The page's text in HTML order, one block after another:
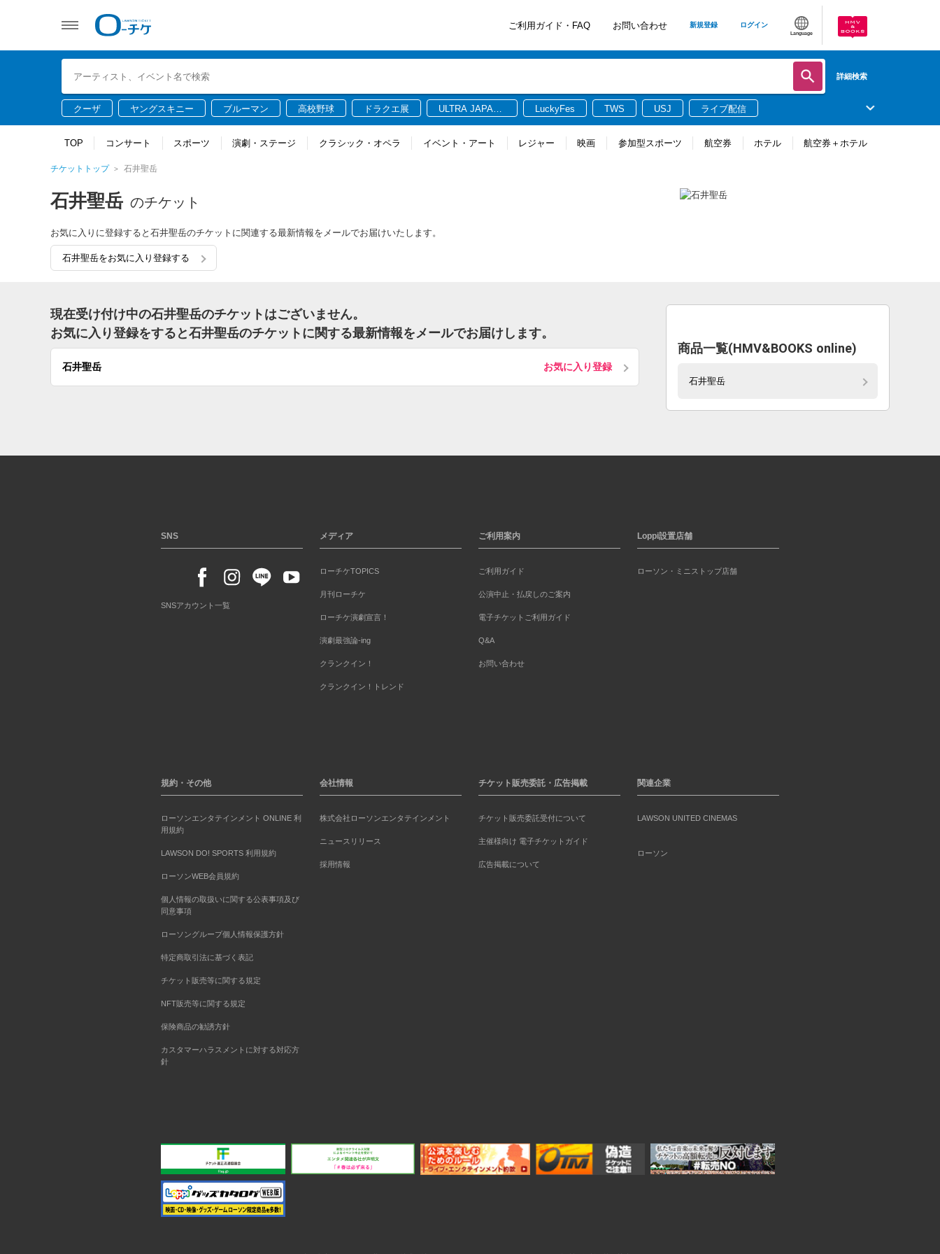
ご利用ガイド・FAQ お問い合わせ 新規登録 ログイン
Language
詳細検索
クーザ ヤングスキニー ブルーマン 高校野球 ドラクエ展
ULTRA JAPAN
LuckyFes TWS USJ ライブ配信
TOP コンサート スポーツ 演劇・ステージ クラシック・オペラ イベント・アート レジャー 映画 参加型スポーツ 航空券 ホテル 航空券＋ホテル
チケットトップ 石井聖岳
石井聖岳 のチケット
お気に入りに登録すると石井聖岳のチケットに関連する最新情報をメールでお届けいたします。
石井聖岳をお気に入り登録する
現在受け付け中の石井聖岳のチケットはございません。
お気に入り登録をすると石井聖岳のチケットに関する最新情報をメールでお届けします。
石井聖岳 お気に入り登録
商品一覧(HMV&BOOKS online)
石井聖岳
SNS
SNSアカウント一覧
メディア
ローチケTOPICS
月刊ローチケ
ローチケ演劇宣言！
演劇最強論-ing
クランクイン！
クランクイン！トレンド
ご利用案内
ご利用ガイド
公演中止・払戻しのご案内
電子チケットご利用ガイド
Q&A
お問い合わせ
Loppi設置店舗
ローソン・ミニストップ店舗
規約・その他
ローソンエンタテインメント ONLINE 利
用規約
LAWSON DO! SPORTS 利用規約
ローソンWEB会員規約
個人情報の取扱いに関する公表事項及び
同意事項
ローソングループ個人情報保護方針
特定商取引法に基づく表記
チケット販売等に関する規定
NFT販売等に関する規定
保険商品の勧誘方針
カスタマーハラスメントに対する対応方
針
会社情報
株式会社ローソンエンタテインメント
ニュースリリース
採用情報
チケット販売委託・広告掲載
チケット販売委託受付について
主催様向け 電子チケットガイド
広告掲載について
関連企業
LAWSON UNITED CINEMAS
ローソン